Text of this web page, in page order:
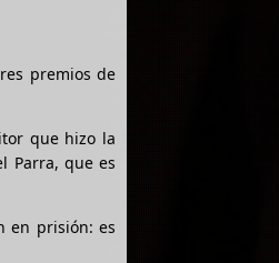
premios de
que hizo la
Parra, que es
en prisión: es